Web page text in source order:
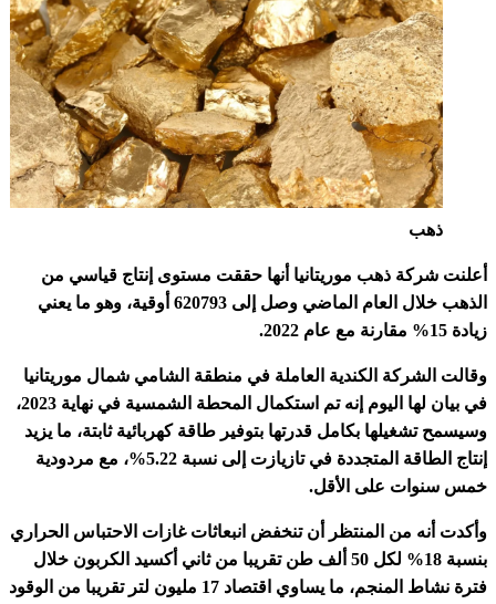
ذهب
أعلنت شركة ذهب موريتانيا أنها حققت مستوى إنتاج قياسي من
الذهب خلال العام الماضي وصل إلى 620793 أوقية، وهو ما يعني
زيادة 15% مقارنة مع عام 2022.
وقالت الشركة الكندية العاملة في منطقة الشامي شمال موريتانيا
في بيان لها اليوم إنه تم استكمال المحطة الشمسية في نهاية 2023،
وسيسمح تشغيلها بكامل قدرتها بتوفير طاقة كهربائية ثابتة، ما يزيد
إنتاج الطاقة المتجددة في تازيازت إلى نسبة 5.22%، مع مردودية
خمس سنوات على الأقل.
وأكدت أنه من المنتظر أن تنخفض انبعاثات غازات الاحتباس الحراري
بنسبة 18% لكل 50 ألف طن تقريبا من ثاني أكسيد الكربون خلال
فترة نشاط المنجم، ما يساوي اقتصاد 17 مليون لتر تقريبا من الوقود